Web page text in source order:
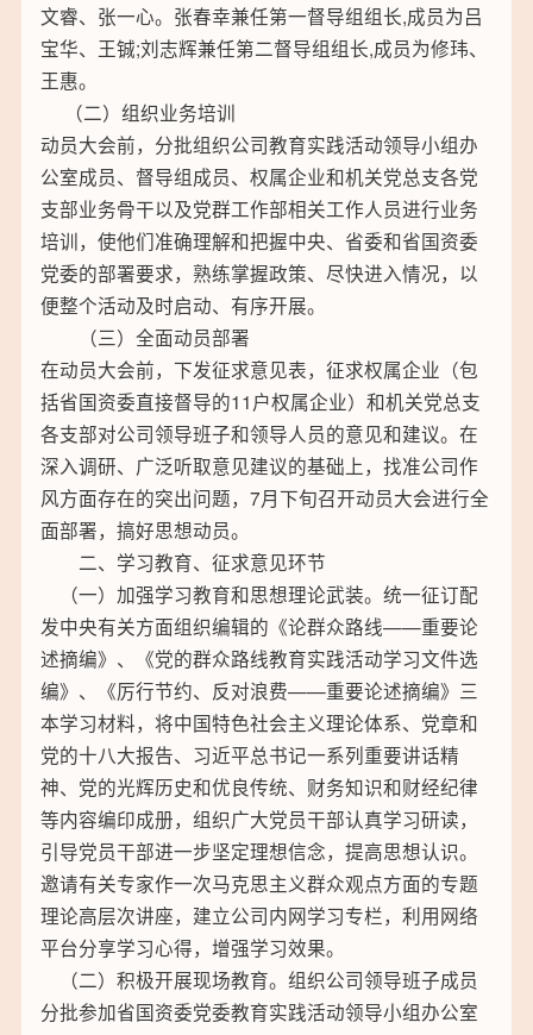
文睿、张一心。张春幸兼任第一督导组组长,成员为吕
宝华、王铖;刘志辉兼任第二督导组组长,成员为修玮、
王惠。
（二）组织业务培训
动员大会前，分批组织公司教育实践活动领导小组办
公室成员、督导组成员、权属企业和机关党总支各党
支部业务骨干以及党群工作部相关工作人员进行业务
培训，使他们准确理解和把握中央、省委和省国资委
党委的部署要求，熟练掌握政策、尽快进入情况，以
便整个活动及时启动、有序开展。
（三）全面动员部署
在动员大会前，下发征求意见表，征求权属企业（包
括省国资委直接督导的11户权属企业）和机关党总支
各支部对公司领导班子和领导人员的意见和建议。在
深入调研、广泛听取意见建议的基础上，找准公司作
风方面存在的突出问题，7月下旬召开动员大会进行全
面部署，搞好思想动员。
二、学习教育、征求意见环节
（一）加强学习教育和思想理论武装。统一征订配
发中央有关方面组织编辑的《论群众路线——重要论
述摘编》、《党的群众路线教育实践活动学习文件选
编》、《厉行节约、反对浪费——重要论述摘编》三
本学习材料，将中国特色社会主义理论体系、党章和
党的十八大报告、习近平总书记一系列重要讲话精
神、党的光辉历史和优良传统、财务知识和财经纪律
等内容编印成册，组织广大党员干部认真学习研读，
引导党员干部进一步坚定理想信念，提高思想认识。
邀请有关专家作一次马克思主义群众观点方面的专题
理论高层次讲座，建立公司内网学习专栏，利用网络
平台分享学习心得，增强学习效果。
（二）积极开展现场教育。组织公司领导班子成员
分批参加省国资委党委教育实践活动领导小组办公室